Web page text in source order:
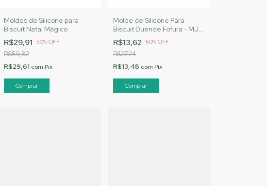
Moldes de Silicone para
Biscuit Natal Mágico
R$29,91 -50%OFF
R$59,82
R$29,61 com Pix
Molde de Silicone Para
Biscuit Duende Fofura - MJ
Artesanatos |Cód. 2547
R$13,62 -50%OFF
R$27,24
R$13,48 com Pix